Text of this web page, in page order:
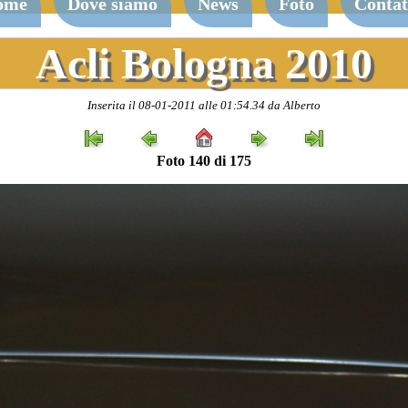
Acli Bologna 2010
Inserita il 08-01-2011 alle 01:54.34 da Alberto
Foto 140 di 175